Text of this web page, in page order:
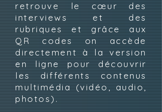
retrouve le cœur des
interviews et des
rubriques et grâce aux
QR codes on accède
directement à la version
en ligne pour découvrir
les différents contenus
multimédia (vidéo, audio,
photos).